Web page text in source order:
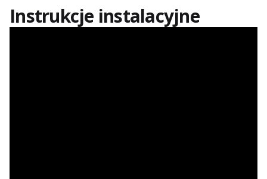
Instrukcje instalacyjne